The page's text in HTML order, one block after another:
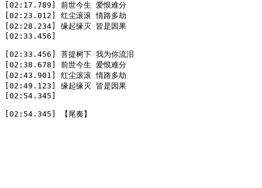
[02:17.789] 前世今生 爱恨难分
[02:23.012] 红尘滚滚 情路多劫
[02:28.234] 缘起缘灭 皆是因果
[02:33.456]
[02:33.456] 菩提树下 我为你流泪
[02:38.678] 前世今生 爱恨难分
[02:43.901] 红尘滚滚 情路多劫
[02:49.123] 缘起缘灭 皆是因果
[02:54.345]
[02:54.345] 【尾奏】